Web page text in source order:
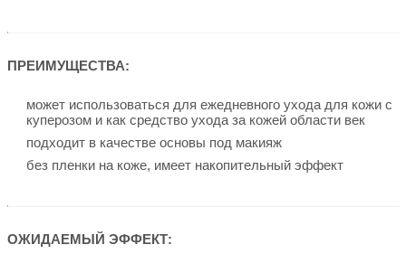
ПРЕИМУЩЕСТВА:
может использоваться для ежедневного ухода для кожи с
куперозом и как средство ухода за кожей области век
подходит в качестве основы под макияж
без пленки на коже, имеет накопительный эффект
ОЖИДАЕМЫЙ ЭФФЕКТ: